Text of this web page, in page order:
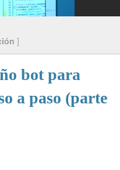
]
bot para
a paso (parte